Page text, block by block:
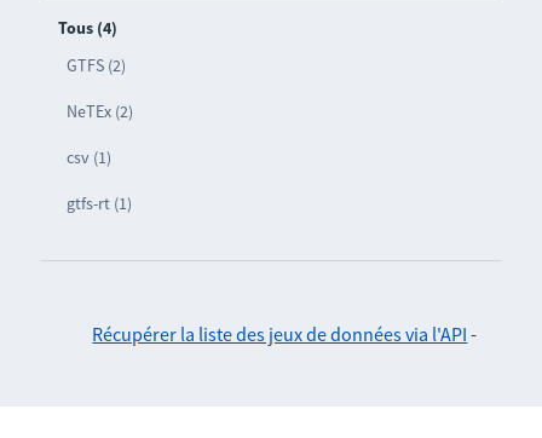
Tous (4)
GTFS (2)
NeTEx (2)
csv (1)
gtfs-rt (1)
Récupérer la liste des jeux de données via l'API -